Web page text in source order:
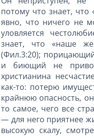
потому что знает,
явно, что ничего не
уловляется
знает, что «наше
(Фил.3:20);
и биющий не
христианина
как-то: потерю
крайнюю опасность,
то самое, чего все
— для него приятнее
высокую скалу,